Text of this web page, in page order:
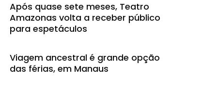
Após quase sete meses, Teatro
Amazonas volta a receber público
para espetáculos
Viagem ancestral é grande opção
das férias, em Manaus